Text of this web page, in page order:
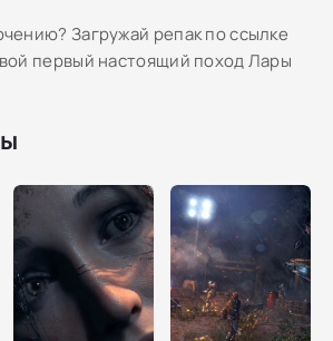
Загружай репак по ссылке
первый настоящий поход Лары